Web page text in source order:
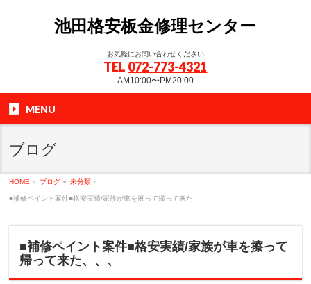
池田格安板金修理センター
お気軽にお問い合わせください
TEL 072-773-4321
AM10:00〜PM20:00
MENU
ブログ
HOME » ブログ » 未分類 »
■補修ペイント案件■格安実績/家族が車を擦って帰って来た、、、
■補修ペイント案件■格安実績/家族が車を擦って
帰って来た、、、